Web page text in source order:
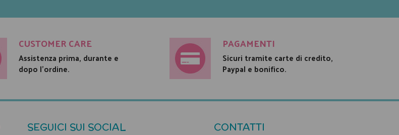
CUSTOMER CARE
Assistenza prima, durante e
dopo l'ordine.
PAGAMENTI
Sicuri tramite carte di credito,
Paypal e bonifico.
SEGUICI SUI SOCIAL CONTATTI